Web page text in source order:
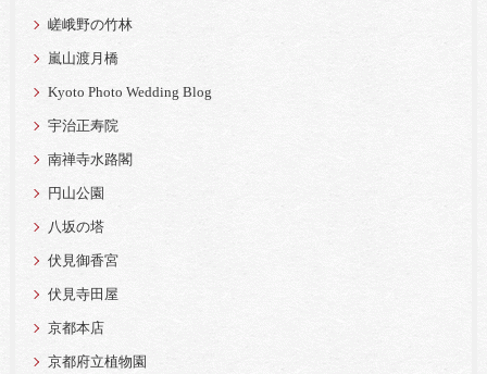
嵯峨野の竹林
嵐山渡月橋
Kyoto Photo Wedding Blog
宇治正寿院
南禅寺水路閣
円山公園
八坂の塔
伏見御香宮
伏見寺田屋
京都本店
京都府立植物園